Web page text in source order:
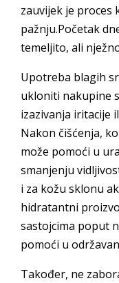
zauvijek je proces
pažnju.Početak
temeljito, ali
Upotreba blagih
ukloniti nakupine
izazivanja iritacije
Nakon čišćenja,
može pomoći u
smanjenju
i za kožu sklonu
hidratantni
sastojcima poput
pomoći u
Također, ne